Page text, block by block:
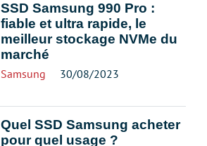
SSD Samsung 990 Pro :
fiable et ultra rapide, le
meilleur stockage NVMe du
marché
Samsung 30/08/2023
Quel SSD Samsung acheter
pour quel usage ?